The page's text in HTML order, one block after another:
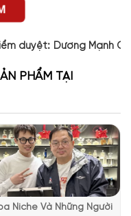
hổ thần thoại cai trị. Và
balsamic được bao phủ
mù bao phủ các mỏm
duyệt: Dương Mạnh
PHẨM TẠI
Niche Và Những Người